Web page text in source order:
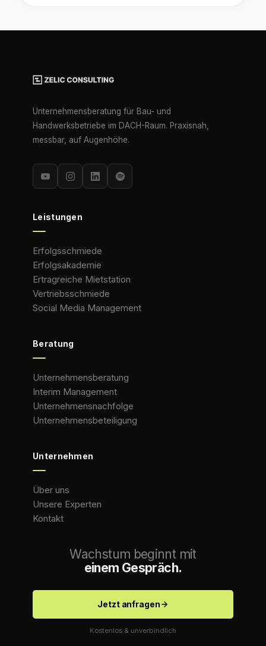
Unternehmensberatung für Bau- und
Handwerksbetriebe im DACH-Raum. Praxisnah,
messbar, auf Augenhöhe.
Leistungen
Erfolgsschmiede
Erfolgsakademie
Ertragreiche Mietstation
Vertriebsschmiede
Social Media Management
Beratung
Unternehmensberatung
Interim Management
Unternehmensnachfolge
Unternehmensbeteiligung
Unternehmen
Über uns
Unsere Experten
Kontakt
Wachstum beginnt mit
einem Gespräch.
Jetzt anfragen
Kostenlos & unverbindlich